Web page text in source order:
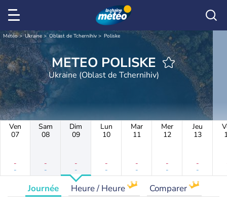
Météo Ukraine Oblast de Tchernihiv Poliske
METEO POLISKE
Ukraine (Oblast de Tchernihiv)
Ven
07
-
-
Sam
08
-
-
Dim
09
-
-
Lun
10
-
-
Mar
11
-
-
Mer
12
-
-
Jeu
13
-
-
Journée Heure / Heure Comparer